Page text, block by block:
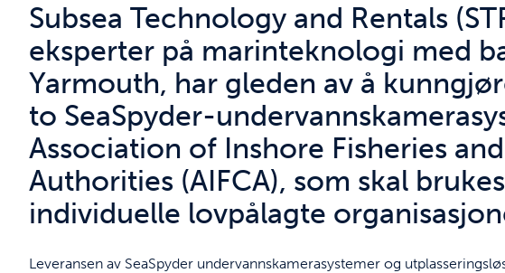
Subsea Technology and Rentals
eksperter på marinteknologi med
Yarmouth, har gleden av å
to SeaSpyder-
Association of Inshore Fisheries
Authorities (AIFCA), som skal
individuelle lovpålagte
Leveransen av SeaSpyder undervannskamerasystemer og